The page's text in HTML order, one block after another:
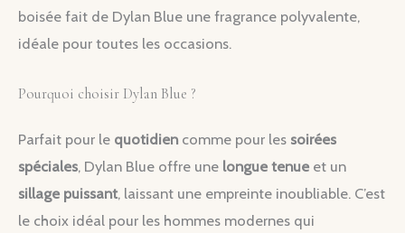
boisée fait de Dylan Blue une fragrance polyvalente,
idéale pour toutes les occasions.
Pourquoi choisir Dylan Blue ?
Parfait pour le quotidien comme pour les soirées
spéciales, Dylan Blue offre une longue tenue et un
sillage puissant, laissant une empreinte inoubliable. C’est
le choix idéal pour les hommes modernes qui